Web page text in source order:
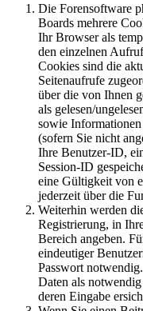
Die Forensoftware
Boards mehrere
Ihr Browser als
den einzelnen
Cookies sind die
Seitenaufrufe
über die von Ihnen
als gelesen/
sowie
(sofern Sie nicht
Ihre Benutzer-ID,
Session-ID
eine Gültigkeit von
jederzeit über die
Weiterhin werden
Registrierung, in
Bereich angeben.
eindeutiger
Passwort
Daten als
deren Eingabe